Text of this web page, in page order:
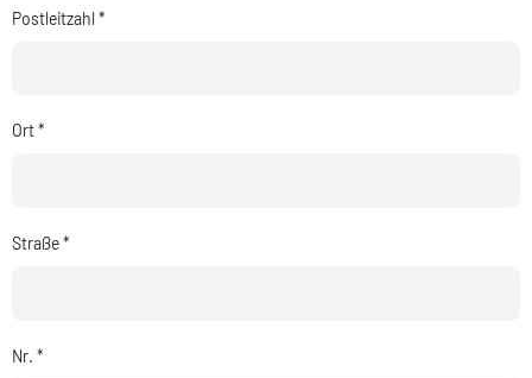
Postleitzahl *
Ort *
Straße *
Nr. *